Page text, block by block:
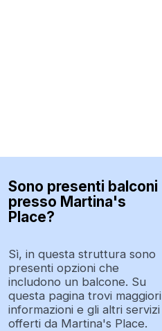
Sono presenti balconi
presso Martina's
Place?
Sì, in questa struttura sono
presenti opzioni che
includono un balcone. Su
questa pagina trovi maggiori
informazioni e gli altri servizi
offerti da Martina's Place.